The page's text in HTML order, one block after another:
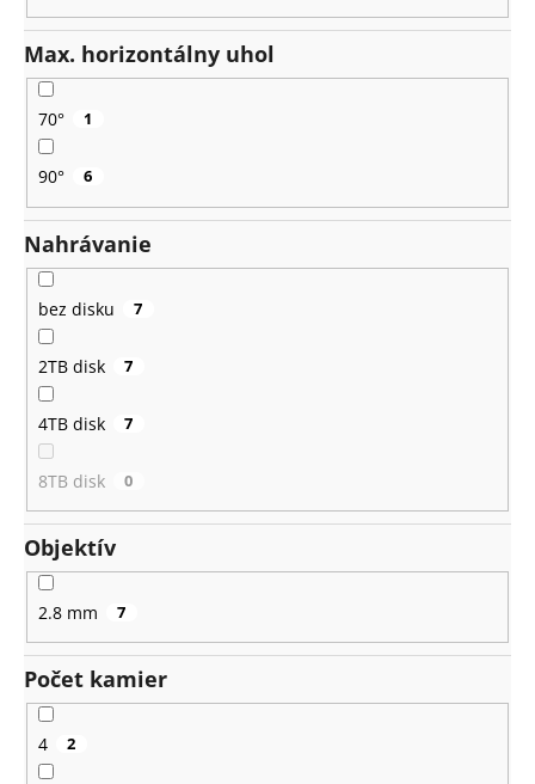
Max. horizontálny uhol
70° 1
90° 6
Nahrávanie
bez disku 7
2TB disk 7
4TB disk 7
8TB disk 0
Objektív
2.8 mm 7
Počet kamier
4 2